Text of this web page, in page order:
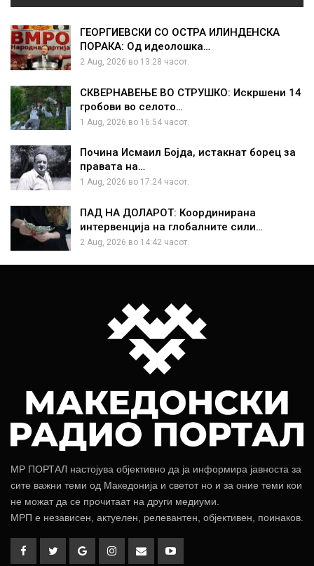
ГЕОРГИЕВСКИ СО ОСТРА ИЛИНДЕНСКА
ПОРАКА: Од идеолошка…
2 Aug, 2026 во 13:28 часот.
СКВЕРНАВЕЊЕ ВО СТРУШКО: Искршени 14
гробови во селото…
1 Aug, 2026 во 16:54 часот.
Почина Исмаил Бојда, истакнат борец за
правата на…
1 Aug, 2026 во 17:24 часот.
ПАД НА ДОЛАРОТ: Координирана
интервенција на глобалните сили…
2 Aug, 2026 во 14:42 часот.
МР ПОРТАЛ настојува објективно да ја информира јавноста за
сите важни теми од Македонија и светот но и за оние теми кои
не можат да се прочитаат на други медиуми.
МРП е независен, актуелен, релевантен, објективен, поинаков.